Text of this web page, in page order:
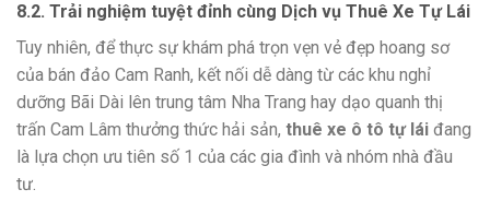
8.2. Trải nghiệm tuyệt đỉnh cùng Dịch vụ Thuê Xe Tự Lái
Tuy nhiên, để thực sự khám phá trọn vẹn vẻ đẹp hoang sơ
của bán đảo Cam Ranh, kết nối dễ dàng từ các khu nghỉ
dưỡng Bãi Dài lên trung tâm Nha Trang hay dạo quanh thị
trấn Cam Lâm thưởng thức hải sản, thuê xe ô tô tự lái đang
là lựa chọn ưu tiên số 1 của các gia đình và nhóm nhà đầu
tư.